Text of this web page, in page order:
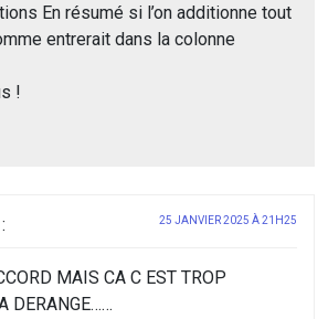
En résumé si l’on additionne tout
entrerait dans la colonne
!
25 JANVIER 2025 À 21H25
MAIS CA C EST TROP
DERANGE……